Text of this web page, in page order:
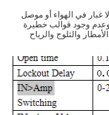
لا غبار في الهواء أو موصل
وعدم وجود قوالب خطيرة
والثلوج والرياح